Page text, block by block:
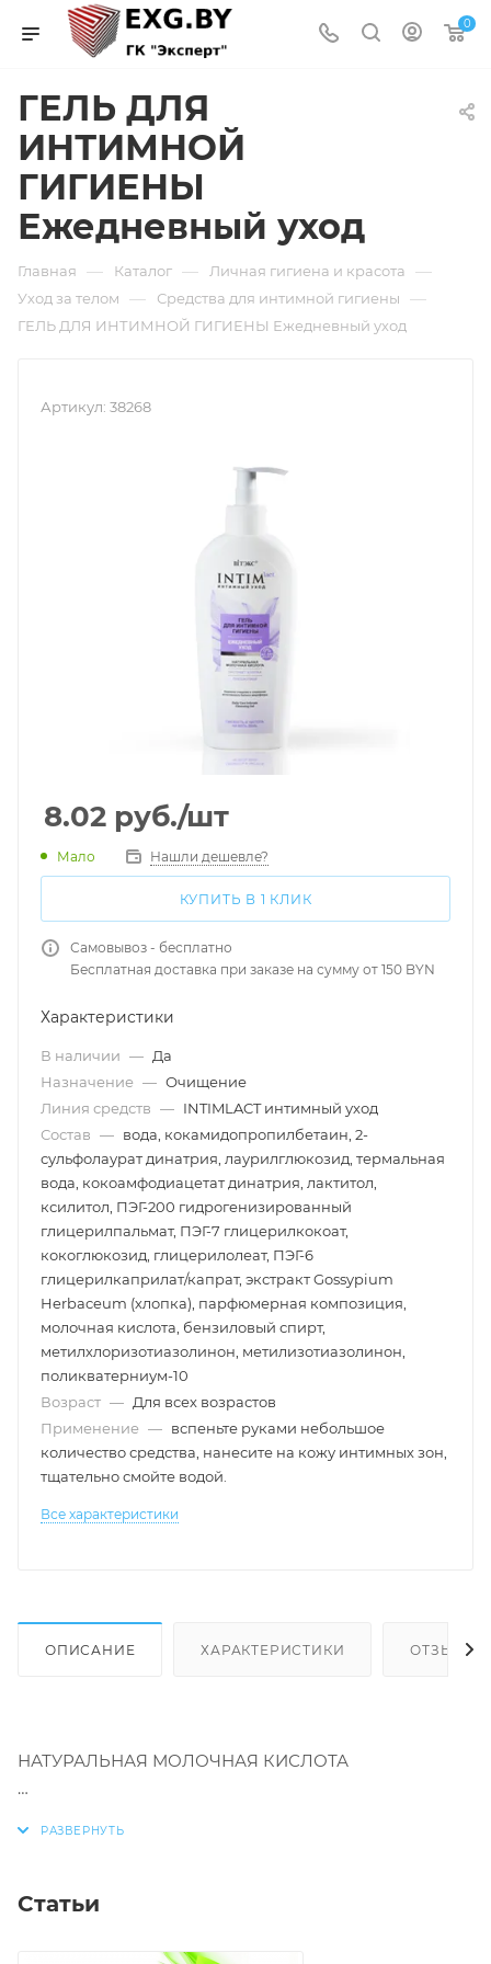
0
ГЕЛЬ ДЛЯ
ИНТИМНОЙ
ГИГИЕНЫ
Ежедневный уход
Главная — Каталог — Личная гигиена и красота —
Уход за телом — Средства для интимной гигиены —
ГЕЛЬ ДЛЯ ИНТИМНОЙ ГИГИЕНЫ Ежедневный уход
Артикул: 38268
8.02 руб./шт
Мало Нашли дешевле?
КУПИТЬ В 1 КЛИК
Самовывоз - бесплатно
Бесплатная доставка при заказе на сумму от 150 BYN
Характеристики
В наличии — Да
Назначение — Очищение
Линия средств — INTIMLACT интимный уход
Состав — вода, кокамидопропилбетаин, 2-
сульфолаурат динатрия, лаурилглюкозид, термальная
вода, кокоамфодиацетат динатрия, лактитол,
ксилитол, ПЭГ-200 гидрогенизированный
глицерилпальмат, ПЭГ-7 глицерилкокоат,
кокоглюкозид, глицерилолеат, ПЭГ-6
глицерилкаприлат/капрат, экстракт Gossypium
Herbaceum (хлопка), парфюмерная композиция,
молочная кислота, бензиловый спирт,
метилхлоризотиазолинон, метилизотиазолинон,
поликватерниум-10
Возраст — Для всех возрастов
Применение — вспеньте руками небольшое
количество средства, нанесите на кожу интимных зон,
тщательно смойте водой.
Все характеристики
ОПИСАНИЕ ХАРАКТЕРИСТИКИ ОТЗЫВЫ
НАТУРАЛЬНАЯ МОЛОЧНАЯ КИСЛОТА
Статьи